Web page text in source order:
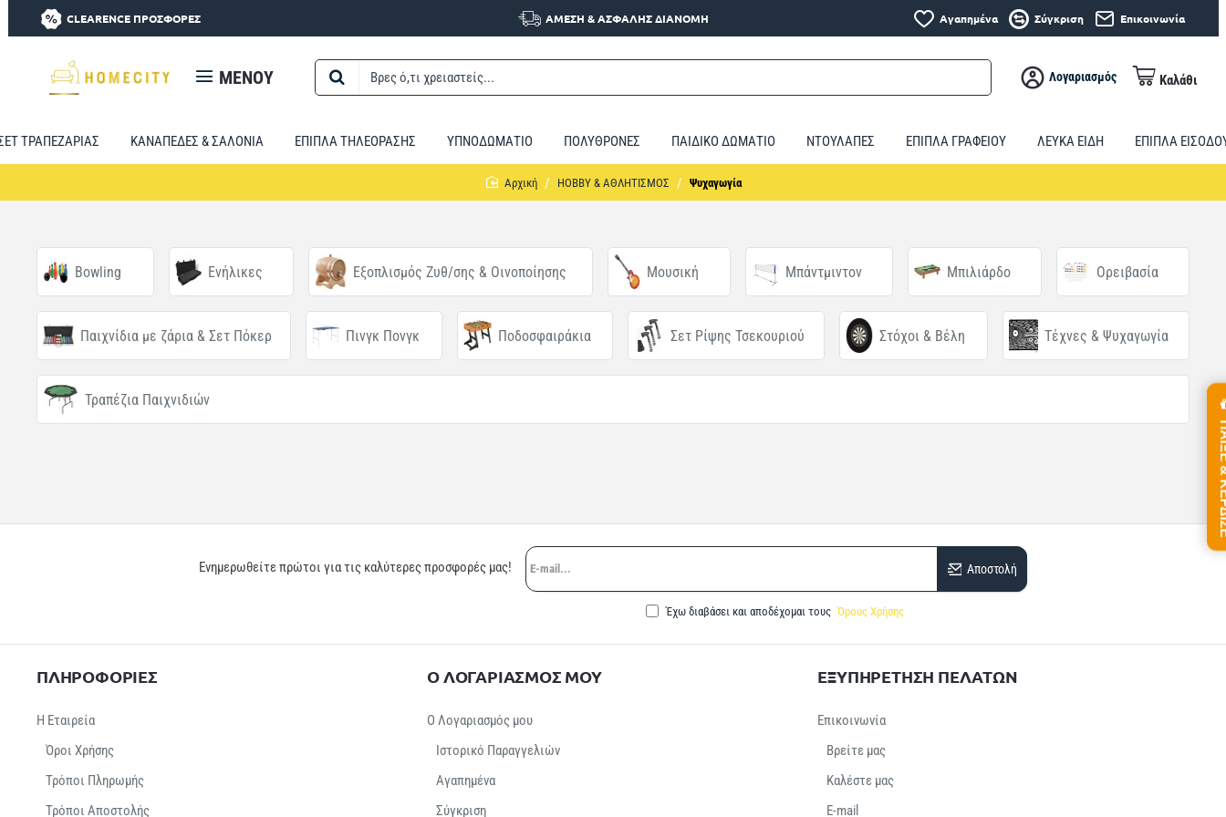
CLEARENCE ΠΡΟΣΦΟΡΕΣ ΑΜΕΣΗ & ΑΣΦΑΛΗΣ ΔΙΑΝΟΜΗ Αγαπημένα Σύγκριση Επικοινωνία
MENOY
Βρες
χρειαστείς...
Λογαριασμός Καλάθι
ΤΡΑΠΕΖΑΡΙΑΣ ΚΑΝΑΠΕΔΕΣ & ΣΑΛΟΝΙΑ ΕΠΙΠΛΑ ΤΗΛΕΟΡΑΣΗΣ ΥΠΝΟΔΩΜΑΤΙΟ ΠΟΛΥΘΡΟΝΕΣ ΠΑΙΔΙΚΟ ΔΩΜΑΤΙΟ ΝΤΟΥΛΑΠΕΣ ΕΠΙΠΛΑ ΓΡΑΦΕΙΟΥ ΛΕΥΚΑ ΕΙΔΗ ΕΠΙΠΛΑ
homeHOBBY & ΑΘΛΗΤΙΣΜΟΣ Ψυχαγωγία
Bowling Ενήλικες Εξοπλισμός Ζυθ/σης & Οινοποίησης Μουσική Μπάντμιντον Μπιλιάρδo Ορειβασία
Παιχνίδια με ζάρια & Σετ Πόκερ Πινγκ Πονγκ Ποδοσφαιράκια Σετ Ρίψης Τσεκουριού Στόχοι & Βέλη Τέχνες & Ψυχαγωγία
Τραπέζια Παιχνιδιών
Ενημερωθείτε πρώτοι για τις καλύτερες προσφορές μας!
E-
mail...
Αποστολή
Έχω διαβάσει και αποδέχομαι τους Όρους Χρήσης
ΠΛΗΡΟΦΟΡΙΕΣ
Η Εταιρεία
Όροι Χρήσης
Τρόποι Πληρωμής
Τρόποι Αποστολής
Ο ΛΟΓΑΡΙΑΣΜΟΣ ΜΟΥ
Ο Λογαριασμός μου
Ιστορικό Παραγγελιών
Αγαπημένα
Σύγκριση
ΕΞΥΠΗΡΕΤΗΣΗ ΠΕΛΑΤΩΝ
Επικοινωνία
Βρείτε μας
Καλέστε μας
E-mail